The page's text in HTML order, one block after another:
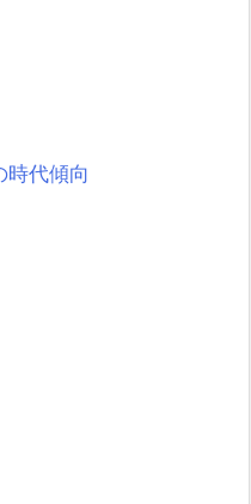
時代傾向